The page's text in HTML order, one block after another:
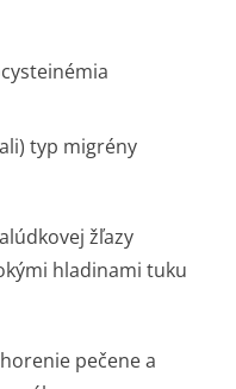
typ migrény
žľazy
hladinami tuku
pečene a